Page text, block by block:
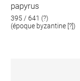
papyrus
395 / 641 (?)
(époque byzantine [?])